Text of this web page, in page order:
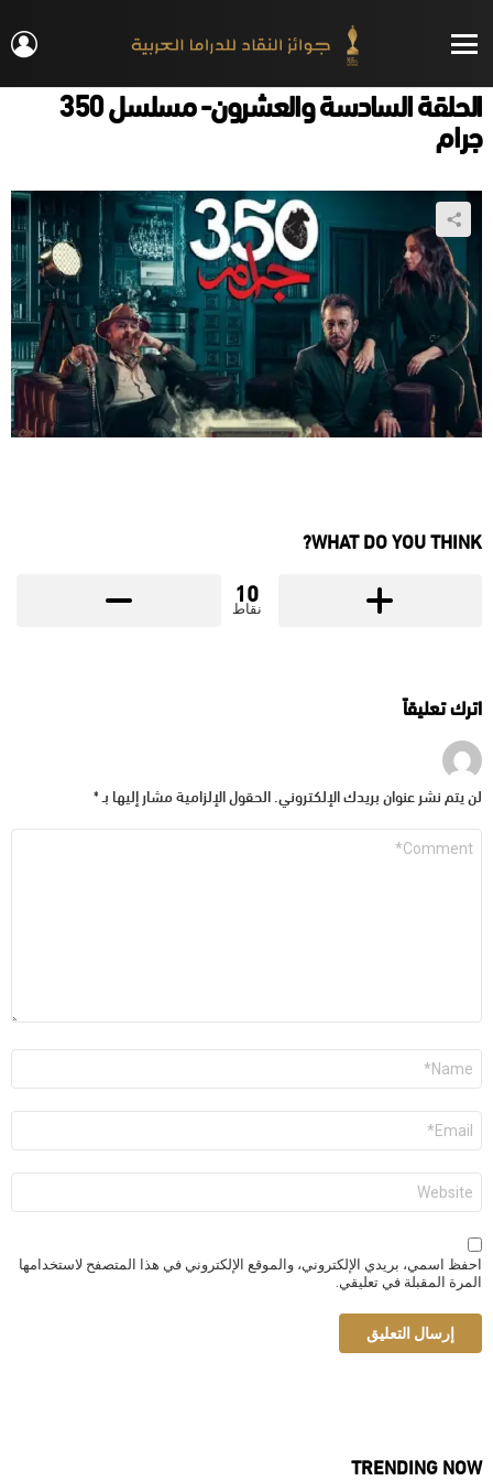
الحلقة السادسة والعشرون- مسلسل 350
جرام
WHAT DO YOU THINK?
10
نقاط
اترك تعليقاً
لن يتم نشر عنوان بريدك الإلكتروني. الحقول الإلزامية مشار إليها بـ *
التعليق
الاسم
البريد
الإلكتروني
*
الموقع
الإلكتروني
احفظ اسمي، بريدي الإلكتروني، والموقع الإلكتروني في هذا المتصفح لاستخدامها
المرة المقبلة في تعليقي.
TRENDING NOW